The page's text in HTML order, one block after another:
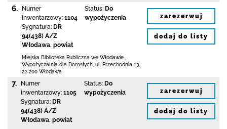
6.
Numer
inwentarzowy: 1104
Sygnatura: DR
94(438) A/Z
Włodawa, powiat
Status: Do
wypożyczenia
Miejska Biblioteka Publiczna we Włodawie
Wypożyczalnia dla Dorosłych, ul. Przechodnia 13
22-200 Włodawa
zarezerwuj
dodaj do listy
7.
Numer
inwentarzowy: 1105
Sygnatura: DR
94(438) A/Z
Włodawa, powiat
Status: Do
wypożyczenia
zarezerwuj
dodaj do listy